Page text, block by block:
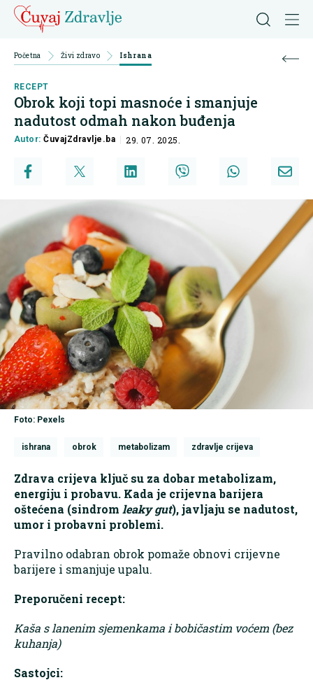
Početna Živi zdravo Ishrana
RECEPT
Obrok koji topi masnoće i smanjuje
nadutost odmah nakon buđenja
Autor:ČuvajZdravlje.ba 29. 07. 2025.
Foto: Pexels
ishrana obrok metabolizam zdravlje crijeva
Zdrava crijeva ključ su za dobar metabolizam,
energiju i probavu. Kada je crijevna barijera
oštećena (sindrom leaky gut), javljaju se nadutost,
umor i probavni problemi.
Pravilno odabran obrok pomaže obnovi crijevne
barijere i smanjuje upalu.
Preporučeni recept:
Kaša s lanenim sjemenkama i bobičastim voćem (bez
kuhanja)
Sastojci: